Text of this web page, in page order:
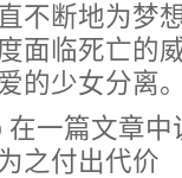
不断地为梦
面临死亡的
的少女分离。
在一篇文章
之付出代价